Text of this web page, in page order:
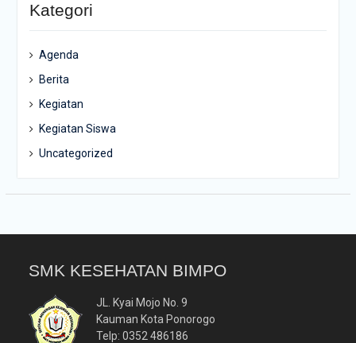
Kategori
Agenda
Berita
Kegiatan
Kegiatan Siswa
Uncategorized
SMK KESEHATAN BIMPO
JL. Kyai Mojo No. 9
Kauman Kota Ponorogo
Telp: 0352 486186